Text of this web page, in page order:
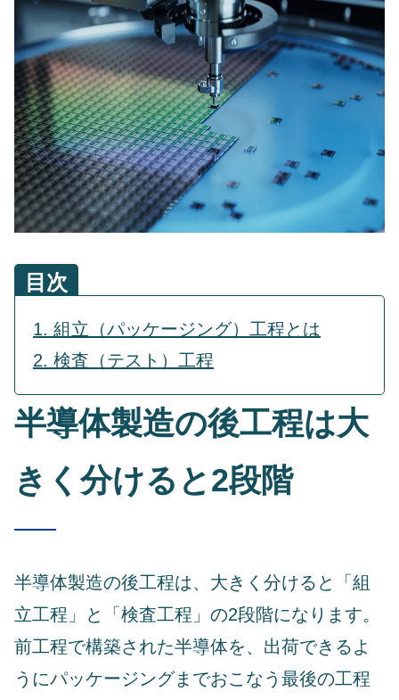
目次
1. 組立（パッケージング）工程とは
2. 検査（テスト）工程
半導体製造の後工程は大
きく分けると2段階
半導体製造の後工程は、大きく分けると「組
立工程」と「検査工程」の2段階になります。
前工程で構築された半導体を、出荷できるよ
うにパッケージングまでおこなう最後の工程